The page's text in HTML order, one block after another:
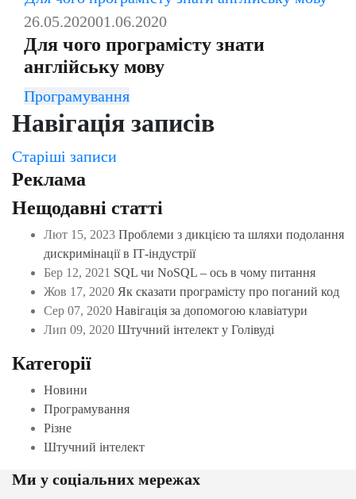
26.05.202001.06.2020
Для чого програмісту знати
англійську мову
Програмування
Навігація записів
Старіші записи
Реклама
Нещодавні статті
Лют 15, 2023 Проблеми з дикцією та шляхи подолання
дискримінації в ІТ-індустрії
Бер 12, 2021 SQL чи NoSQL – ось в чому питання
Жов 17, 2020 Як сказати програмісту про поганий код
Сер 07, 2020 Навігація за допомогою клавіатури
Лип 09, 2020 Штучний інтелект у Голівуді
Категорії
Новини
Програмування
Різне
Штучний інтелект
Ми у соціальних мережах